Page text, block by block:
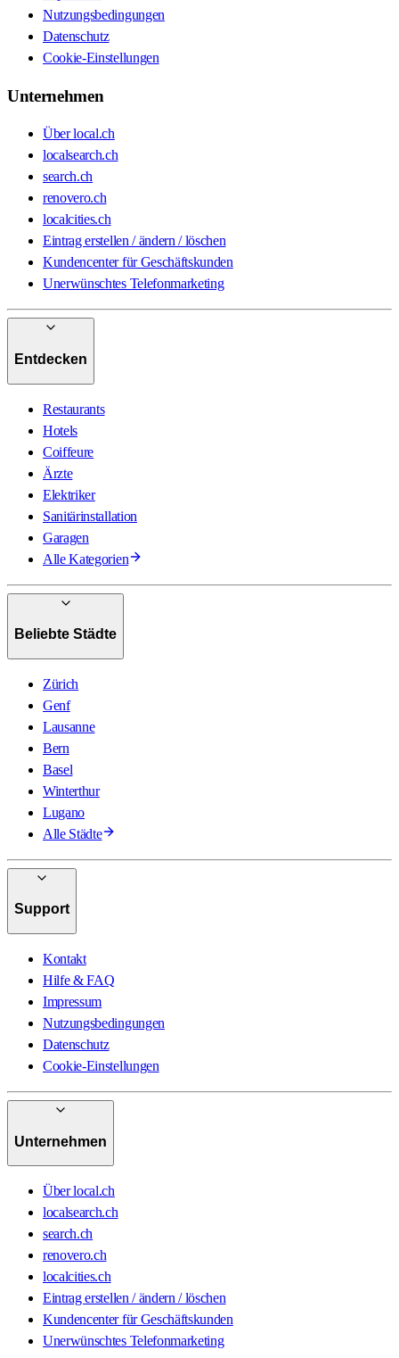
Nutzungsbedingungen
Datenschutz
Cookie-Einstellungen
Unternehmen
Über local.ch
localsearch.ch
search.ch
renovero.ch
localcities.ch
Eintrag erstellen / ändern / löschen
Kundencenter für Geschäftskunden
Unerwünschtes Telefonmarketing
Entdecken
Restaurants
Hotels
Coiffeure
Ärzte
Elektriker
Sanitärinstallation
Garagen
Alle Kategorien
Beliebte Städte
Zürich
Genf
Lausanne
Bern
Basel
Winterthur
Lugano
Alle Städte
Support
Kontakt
Hilfe & FAQ
Impressum
Nutzungsbedingungen
Datenschutz
Cookie-Einstellungen
Unternehmen
Über local.ch
localsearch.ch
search.ch
renovero.ch
localcities.ch
Eintrag erstellen / ändern / löschen
Kundencenter für Geschäftskunden
Unerwünschtes Telefonmarketing